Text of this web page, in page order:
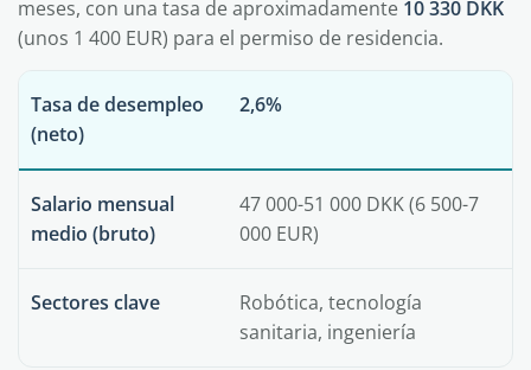
meses, con una tasa de aproximadamente 10 330 DKK
(unos 1 400 EUR) para el permiso de residencia.
Tasa de desempleo
(neto)
2,6%
Salario mensual
medio (bruto)
47 000-51 000 DKK (6 500-7
000 EUR)
Sectores clave
Robótica, tecnología
sanitaria, ingeniería